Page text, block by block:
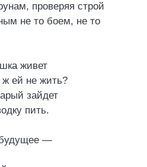
проверяя строй
не то боем, не то
живет
ей не жить?
зайдет
пить.
—